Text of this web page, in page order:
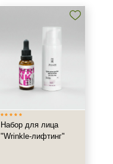
Набор для лица
"Wrinkle-лифтинг"